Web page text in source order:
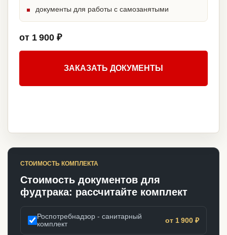
документы для работы с самозанятыми
от 1 900 ₽
ЗАКАЗАТЬ ДОКУМЕНТЫ
СТОИМОСТЬ КОМПЛЕКТА
Стоимость документов для
фудтрака: рассчитайте комплект
Роспотребнадзор - санитарный
комплект
от 1 900 ₽